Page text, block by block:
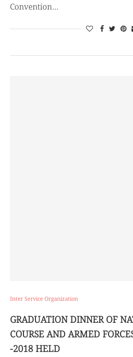
Convention…
Inter Service Organization
GRADUATION DINNER OF
COURSE AND ARMED
-2018 HELD